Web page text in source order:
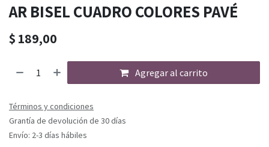
AR BISEL CUADRO COLORES PAVÉ
$ 189,00
Agregar al carrito
Términos y condiciones
Grantía de devolución de 30 días
Envío: 2-3 días hábiles